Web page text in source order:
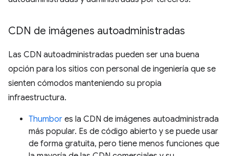
CDN de imágenes autoadministradas
Las CDN autoadministradas pueden ser una buena
opción para los sitios con personal de ingeniería que se
sienten cómodos manteniendo su propia
infraestructura.
Thumbor es la CDN de imágenes autoadministrada
más popular. Es de código abierto y se puede usar
de forma gratuita, pero tiene menos funciones que